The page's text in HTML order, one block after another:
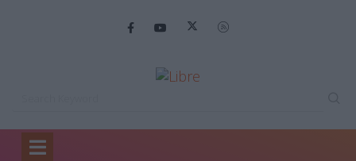
Home
Εξωδικαστικός: Ρεκόρ εξαμήνου…